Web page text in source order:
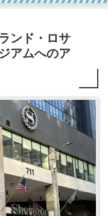
ンド・ロサ
アムへのア